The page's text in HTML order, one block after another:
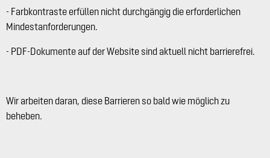
- Farbkontraste erfüllen nicht durchgängig die erforderlichen
Mindestanforderungen.
- PDF-Dokumente auf der Website sind aktuell nicht barrierefrei.
Wir arbeiten daran, diese Barrieren so bald wie möglich zu
beheben.